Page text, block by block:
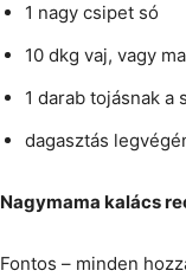
1 nagy csipet só
10 dkg vaj, vagy
1 darab tojásnak a
dagasztás
Nagymama kalács
Fontos – minden